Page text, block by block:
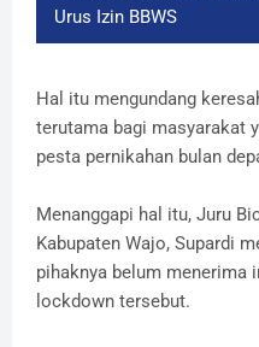
Urus Izin BBWS
Hal itu mengundang
terutama bagi masyarakat
pesta pernikahan bulan
Menanggapi hal itu, Juru
Kabupaten Wajo, Supardi
pihaknya belum
lockdown tersebut.